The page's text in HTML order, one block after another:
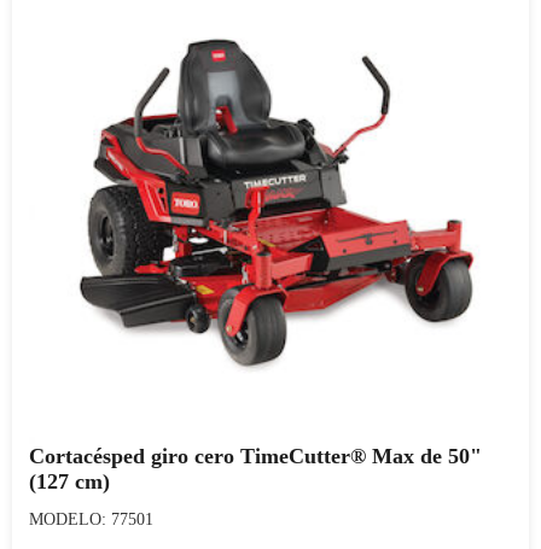
Cortacésped giro cero TimeCutter® Max de 50"
(127 cm)
MODELO: 77501